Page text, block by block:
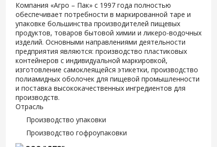
Компания «Агро – Пак» с 1997 года полностью
обеспечивает потребности в маркированной таре и
упаковке большинства производителей пищевых
продуктов, товаров бытовой химии и ликеро-водочных
изделий. Основными направлениями деятельности
предприятия являются: производство пластиковых
контейнеров с индивидуальной маркировкой,
изготовление самоклеящейся этикетки, производство
полиамидных оболочек для пищевой промышленности
и поставка высококачественных ингредиентов для
производств.
Отрасль
Производство упаковки
Производство гофроупаковки